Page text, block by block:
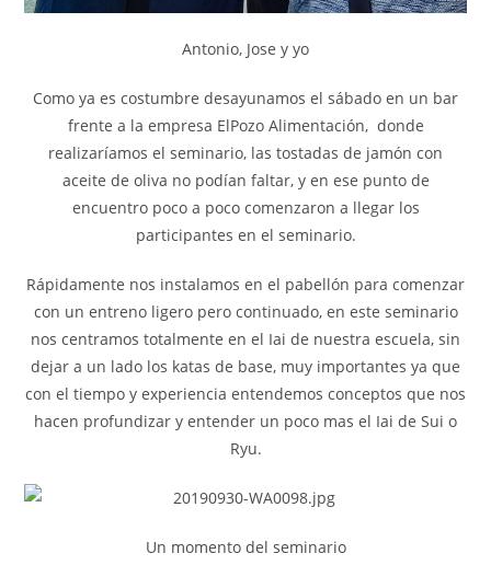
Antonio, Jose y yo
Como ya es costumbre desayunamos el sábado en un bar
frente a la empresa ElPozo Alimentación, donde
realizaríamos el seminario, las tostadas de jamón con
aceite de oliva no podían faltar, y en ese punto de
encuentro poco a poco comenzaron a llegar los
participantes en el seminario.
Rápidamente nos instalamos en el pabellón para comenzar
con un entreno ligero pero continuado, en este seminario
nos centramos totalmente en el Iai de nuestra escuela, sin
dejar a un lado los katas de base, muy importantes ya que
con el tiempo y experiencia entendemos conceptos que nos
hacen profundizar y entender un poco mas el Iai de Sui o
Ryu.
Un momento del seminario